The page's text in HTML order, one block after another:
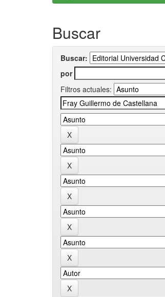
Buscar
Buscar:
por
Filtros actuales: